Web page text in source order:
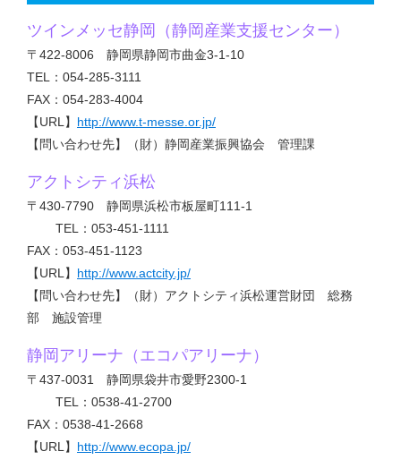
ツインメッセ静岡（静岡産業支援センター）
〒422-8006 静岡県静岡市曲金3-1-10
TEL：054-285-3111
FAX：054-283-4004
【URL】 http://www.t-messe.or.jp/
【問い合わせ先】（財）静岡産業振興協会 管理課
アクトシティ浜松
〒430-7790 静岡県浜松市板屋町111-1
TEL：053-451-1111
FAX：053-451-1123
【URL】 http://www.actcity.jp/
【問い合わせ先】（財）アクトシティ浜松運営財団 総務
部 施設管理
静岡アリーナ（エコパアリーナ）
〒437-0031 静岡県袋井市愛野2300-1
TEL：0538-41-2700
FAX：0538-41-2668
【URL】 http://www.ecopa.jp/